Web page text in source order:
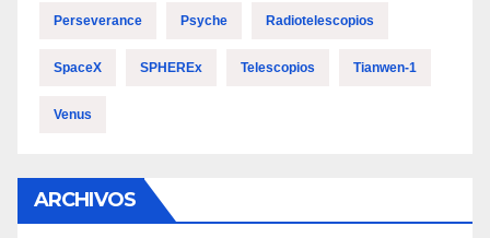
Perseverance Psyche Radiotelescopios
SpaceX SPHEREx Telescopios Tianwen-1
Venus
ARCHIVOS